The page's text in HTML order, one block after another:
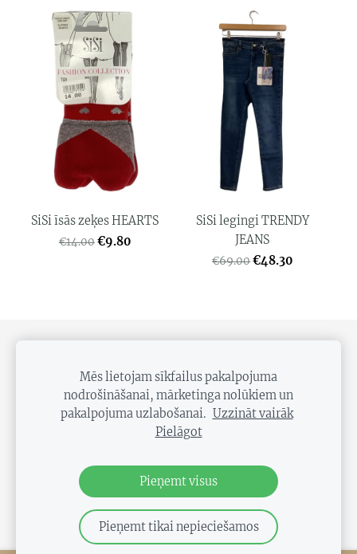
SiSi īsās zeķes HEARTS
€14.00€9.80
SiSi legingi TRENDY
JEANS
€69.00€48.30
Veikals Bergs, Elizabetes iela 20, Rīga, LV-1050
Mēs lietojam sīkfailus pakalpojuma
nodrošināšanai, mārketinga nolūkiem un
pakalpojuma uzlabošanai. Uzzināt vairāk
Pielāgot
Pieņemt visus
Pieņemt tikai nepieciešamos